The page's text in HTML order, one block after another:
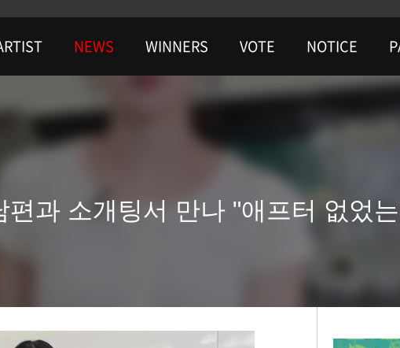
NEWS WINNERS VOTE NOTICE
과 소개팅서 만나 "애프터 없었